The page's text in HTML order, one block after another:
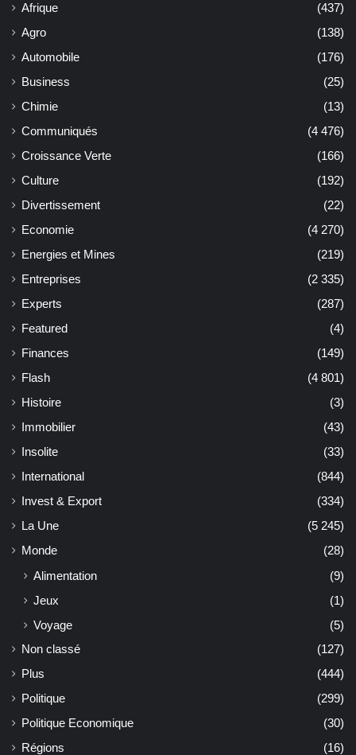
Afrique
(437)
Agro
(138)
Automobile
(176)
Business
(25)
Chimie
(13)
Communiqués
(4 476)
Croissance Verte
(166)
Culture
(192)
Divertissement
(22)
Economie
(4 270)
Energies et Mines
(219)
Entreprises
(2 335)
Experts
(287)
Featured
(4)
Finances
(149)
Flash
(4 801)
Histoire
(3)
Immobilier
(43)
Insolite
(33)
International
(844)
Invest & Export
(334)
La Une
(5 245)
Monde
(28)
Alimentation
(9)
Jeux
(1)
Voyage
(5)
Non classé
(127)
Plus
(444)
Politique
(299)
Politique Economique
(30)
Régions
(16)